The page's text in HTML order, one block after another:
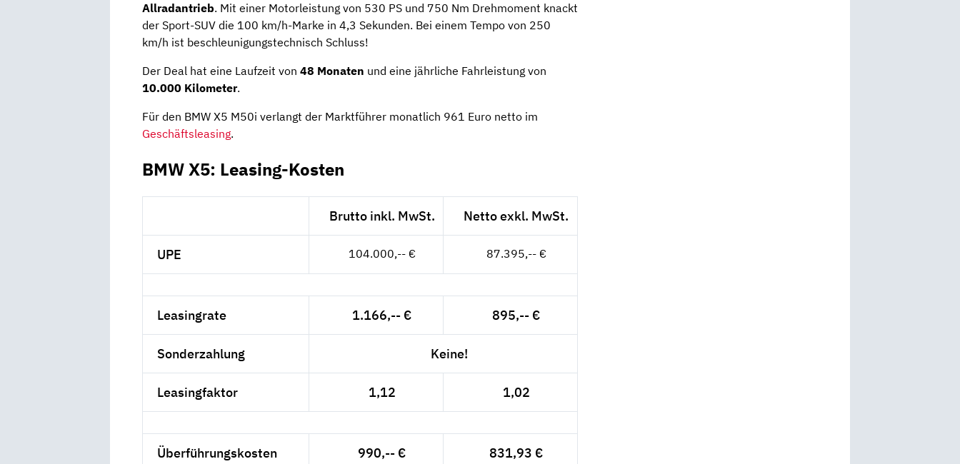
Allradantrieb. Mit einer Motorleistung von 530 PS und 750 Nm Drehmoment knackt
der Sport-SUV die 100 km/h-Marke in 4,3 Sekunden. Bei einem Tempo von 250
km/h ist beschleunigungstechnisch Schluss!
Der Deal hat eine Laufzeit von 48 Monaten und eine jährliche Fahrleistung von
10.000 Kilometer.
Für den BMW X5 M50i verlangt der Marktführer monatlich 961 Euro netto im
Geschäftsleasing.
BMW X5: Leasing-Kosten
Brutto inkl. MwSt. Netto exkl. MwSt.
UPE 104.000,-- € 87.395,-- €
Leasingrate 1.166,-- € 895,-- €
Sonderzahlung Keine!
Leasingfaktor 1,12 1,02
Überführungskosten 990,-- € 831,93 €